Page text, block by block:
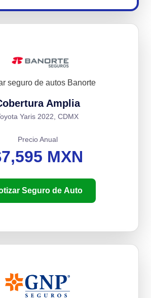
seguro de autos Banorte
Amplia
Yaris 2022, CDMX
Precio Anual
MXN
Seguro de Auto